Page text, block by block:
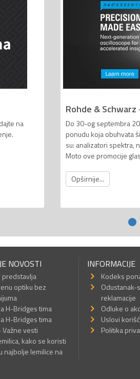
na
Rohde & Schwarz
Do 30-og septembra
ponudu koja obuhvata
su: analizatori spektra,
Moto ove promocije
Opširnije...
NOVOSTI
predstavlja
optiku bez
H-Bridges tima
H-Bridges tima
vesti
kako se koristi
najbolje lemilice na
INFORMACIJE
Kodeks
reklamacije
Odluke o
Uslovi
Politika